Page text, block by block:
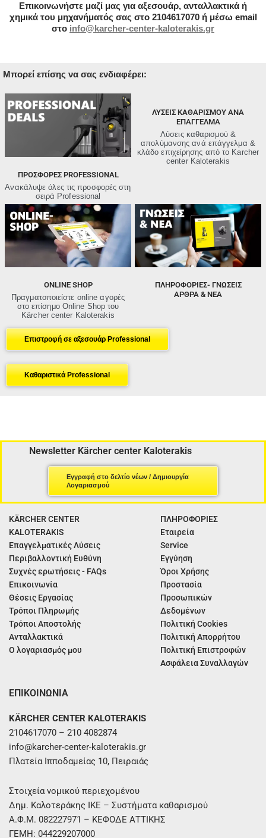
Επικοινωνήστε μαζί μας για αξεσουάρ, ανταλλακτικά ή
χημικά του μηχανήματός σας στο 2104617070 ή μέσω email
στο info@karcher-center-kaloterakis.gr
Μπορεί επίσης να σας ενδιαφέρει:
ΠΡΟΣΦΟΡΈΣ PROFESSIONAL
Ανακάλυψε όλες τις προσφορές στη
σειρά Professional
ΛΥΣΕΙΣ ΚΑΘΑΡΙΣΜΟΥ ΑΝΑ
ΕΠΑΓΓΕΛΜΑ
Λύσεις καθαρισμού &
απολύμανσης ανά επάγγελμα &
κλάδο επιχείρησης από τo Karcher
center Kaloterakis
ONLINE SHOP
Πραγματοποιείστε online αγορές
στο επίσημο Online Shop του
Kärcher center Kaloterakis
ΠΛΗΡΟΦΟΡΙΕΣ- ΓΝΩΣΕΙΣ
ΑΡΘΡΑ & ΝΕΑ
Επιστροφή σε αξεσουάρ Professional
Καθαριστικά Professional
Newsletter Kärcher center Kaloterakis
Εγγραφή στο δελτίο νέων / Δημιουργία
Λογαριασμού
KÄRCHER CENTER
KALOTERAKIS
Επαγγελματικές Λύσεις
Περιβαλλοντική Ευθύνη
Συχνές ερωτήσεις - FAQs
Επικοινωνία
Θέσεις Εργασίας
Τρόποι Πληρωμής
Τρόποι Αποστολής
Ανταλλακτικά
Ο λογαριασμός μου
ΠΛΗΡΟΦΟΡΙΕΣ
Εταιρεία
Service
Εγγύηση
Όροι Χρήσης
Προστασία
Προσωπικών
Δεδομένων
Πολιτική Cookies
Πολιτική Απορρήτου
Πολιτική Επιστροφών
Ασφάλεια Συναλλαγών
ΕΠΙΚΟΙΝΩΝΙΑ
KÄRCHER CENTER KALOTERAKIS
2104617070 – 210 4082874
info@karcher-center-kaloterakis.gr
Πλατεία Ιπποδαμείας 10, Πειραιάς
Στοιχεία νομικού περιεχομένου
Δημ. Καλοτεράκης ΙΚΕ – Συστήματα καθαρισμού
Α.Φ.Μ. 082227971 – ΚΕΦΟΔΕ ΑΤΤΙΚΗΣ
ΓΕΜΗ: 044229207000